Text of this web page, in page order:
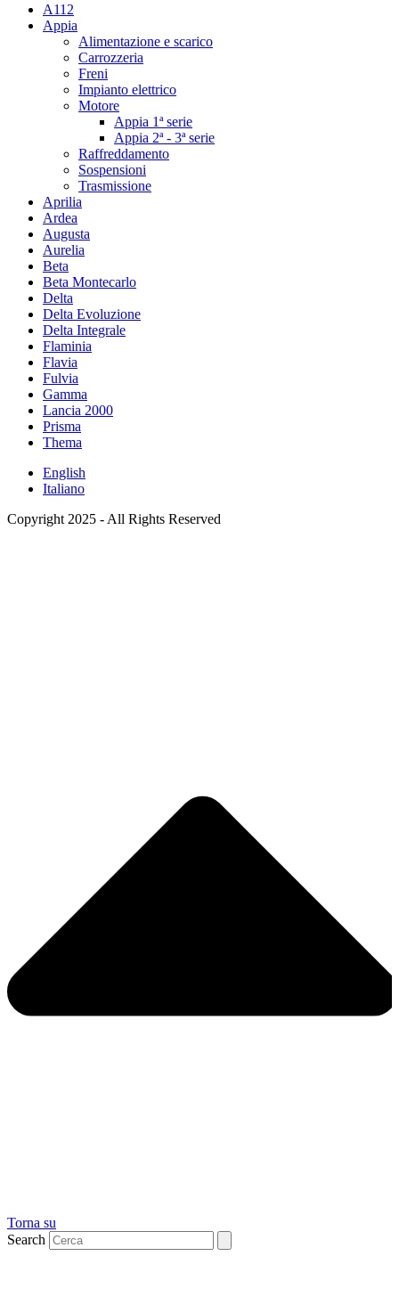
A112
Appia
Alimentazione e scarico
Carrozzeria
Freni
Impianto elettrico
Motore
Appia 1ª serie
Appia 2ª - 3ª serie
Raffreddamento
Sospensioni
Trasmissione
Aprilia
Ardea
Augusta
Aurelia
Beta
Beta Montecarlo
Delta
Delta Evoluzione
Delta Integrale
Flaminia
Flavia
Fulvia
Gamma
Lancia 2000
Prisma
Thema
English
Italiano
Copyright 2025 - All Rights Reserved
Torna su
Search